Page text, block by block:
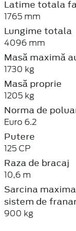
Latime totala
1765 mm
Lungime totala
4096 mm
Masă maximă
1730 kg
Masă proprie
1205 kg
Norma de
Euro 6.2
Putere
125 CP
Raza de bracaj
10,6 m
Sarcina
sistem de
900 kg